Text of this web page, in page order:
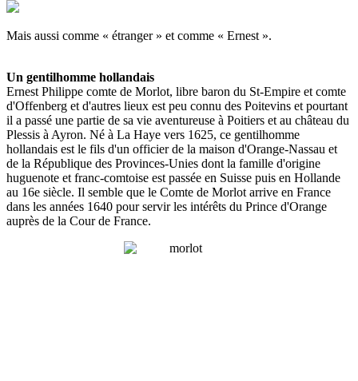
Mais aussi comme « étranger » et comme « Ernest ».
Un gentilhomme hollandais
Ernest Philippe comte de Morlot, libre baron du St-Empire et comte
d'Offenberg et d'autres lieux est peu connu des Poitevins et pourtant
il a passé une partie de sa vie aventureuse à Poitiers et au château du
Plessis à Ayron. Né à La Haye vers 1625, ce gentilhomme
hollandais est le fils d'un officier de la maison d'Orange-Nassau et
de la République des Provinces-Unies dont la famille d'origine
huguenote et franc-comtoise est passée en Suisse puis en Hollande
au 16e siècle. Il semble que le Comte de Morlot arrive en France
dans les années 1640 pour servir les intérêts du Prince d'Orange
auprès de la Cour de France.